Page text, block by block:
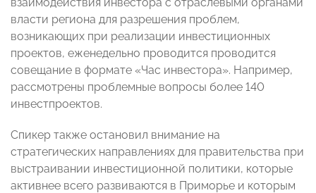
власти региона для разрешения проблем,
возникающих при реализации инвестиционных
проектов, еженедельно проводится проводится
совещание в формате «Час инвестора». Например,
рассмотрены проблемные вопросы более 140
инвестпроектов.
Спикер также остановил внимание на
стратегических направлениях для правительства при
выстраивании инвестиционной политики, которые
активнее всего развиваются в Приморье и которым